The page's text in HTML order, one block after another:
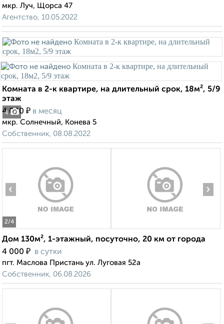
мкр. Луч, Щорса 47
Агентство, 10.05.2022
4
Комната в 2-к квартире, на длительный срок, 18м², 5/9
этаж
4 000 ₽ в месяц
мкр. Солнечный, Конева 5
Собственник, 08.08.2022
2/4
‹ ›
Дом 130м², 1-этажный, посуточно, 20 км от города
4 000 ₽ в сутки
пгт. Маслова Пристань ул. Луговая 52а
Собственник, 06.08.2026